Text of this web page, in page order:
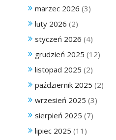
marzec 2026 (3)
luty 2026 (2)
styczeń 2026 (4)
grudzień 2025 (12)
listopad 2025 (2)
październik 2025 (2)
wrzesień 2025 (3)
sierpień 2025 (7)
lipiec 2025 (11)